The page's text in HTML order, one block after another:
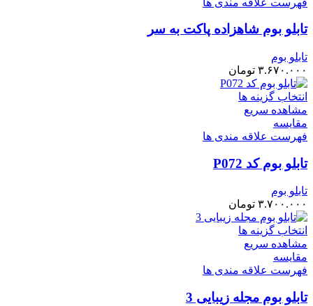
تابلو بوم شاهزاده پاکت به سر
تابلو بوم
۳.۶۷۰.۰۰۰ تومان
انتخاب گزینه ها
مشاهده سریع
مقایسه
فهرست علاقه مندی ها
تابلو بوم کد P072
تابلو بوم
۳.۷۰۰.۰۰۰ تومان
انتخاب گزینه ها
مشاهده سریع
مقایسه
فهرست علاقه مندی ها
تابلو بوم مجله زیبایی 3